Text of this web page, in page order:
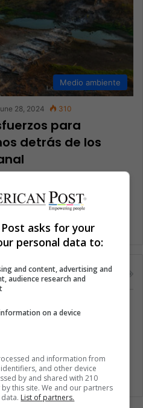
Medio ambiente
28, 2024 310
para
detrás de los
en los humedales del
un punto crítico, con…
Colombia Coronavirus
Latinoamérica Memes (ES)
Negocios Politica
asks for your
personal data to:
and content, advertising and
audience research and
on a device
and information from
and other device
by and shared with 210
this site. We and our partners
List of partners.